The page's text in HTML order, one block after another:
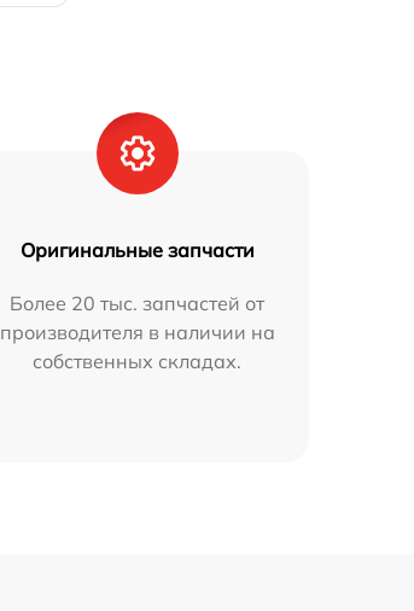
Оригинальные запчасти
Более 20 тыс. запчастей от
производителя в наличии на
собственных складах.